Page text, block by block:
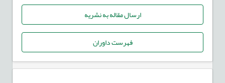
ارسال مقاله به نشریه
فهرست داوران